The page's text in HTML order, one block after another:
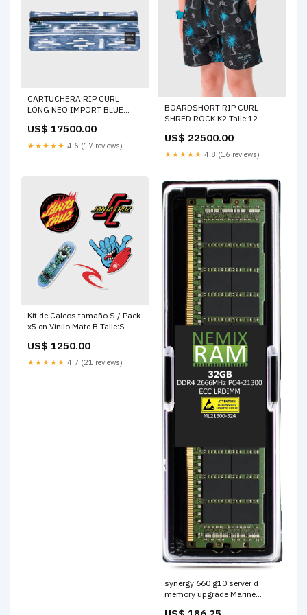
CARTUCHERA RIP CURL
LONG NEO IMPORT BLUE
US$ 17500.00
★★★★★ 4.6 (17 reviews)
BOARDSHORT RIP CURL
SHRED ROCK K2 Talle:12
US$ 22500.00
★★★★★ 4.8 (16 reviews)
Kit de Calcos tamaño S / Pack
x5 en Vinilo Mate B Talle:S
US$ 1250.00
★★★★★ 4.7 (21 reviews)
synergy 660 g10 server d
memory upgrade Marine